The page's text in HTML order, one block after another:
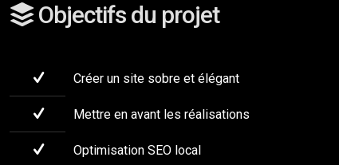
Objectifs du projet
Créer un site sobre et élégant
Mettre en avant les réalisations
Optimisation SEO local